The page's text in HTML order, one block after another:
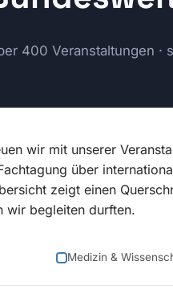
400 Veranstaltungen ·
wir mit unserer
über
zeigt einen
wir begleiten durften.
Medizin &